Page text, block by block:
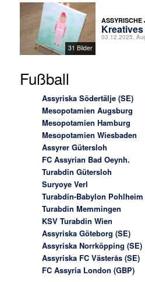
31 Bilder
ASSYRISCHE
03.12.2025,
Fußball
Assyriska Södertälje (SE)
Mesopotamien Augsburg
Mesopotamien Hamburg
Mesopotamien Wiesbaden
Assyrer Gütersloh
FC Assyrian Bad Oeynh.
Turabdin Gütersloh
Suryoye Verl
Turabdin-Babylon Pohlheim
Turabdin Memmingen
KSV Turabdin Wien
Assyriska Göteborg (SE)
Assyriska Norrköpping (SE)
Assyriska FC Västerås (SE)
FC Assyria London (GBP)